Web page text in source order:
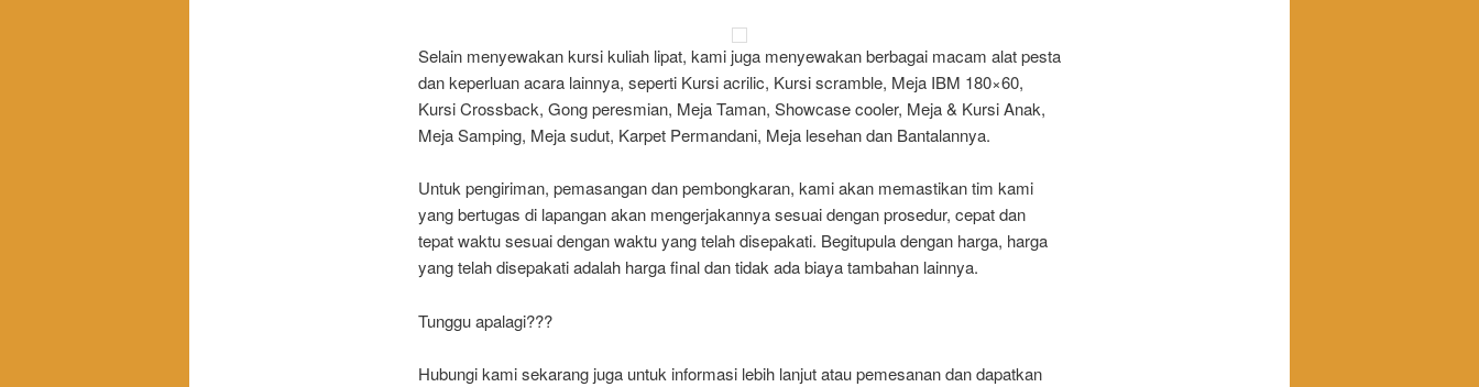
Selain menyewakan kursi kuliah lipat, kami juga menyewakan berbagai macam alat pesta
dan keperluan acara lainnya, seperti Kursi acrilic, Kursi scramble, Meja IBM 180×60,
Kursi Crossback, Gong peresmian, Meja Taman, Showcase cooler, Meja & Kursi Anak,
Meja Samping, Meja sudut, Karpet Permandani, Meja lesehan dan Bantalannya.
Untuk pengiriman, pemasangan dan pembongkaran, kami akan memastikan tim kami
yang bertugas di lapangan akan mengerjakannya sesuai dengan prosedur, cepat dan
tepat waktu sesuai dengan waktu yang telah disepakati. Begitupula dengan harga, harga
yang telah disepakati adalah harga final dan tidak ada biaya tambahan lainnya.
Tunggu apalagi???
Hubungi kami sekarang juga untuk informasi lebih lanjut atau pemesanan dan dapatkan